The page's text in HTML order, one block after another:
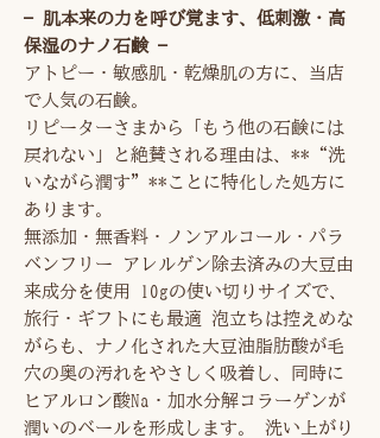
— 肌本来の力を呼び覚ます、低刺激・高
保湿のナノ石鹸 —
アトピー・敏感肌・乾燥肌の方に、当店
で人気の石鹸。
リピーターさまから「もう他の石鹸には
戻れない」と絶賛される理由は、**“洗
いながら潤す”**ことに特化した処方に
あります。
無添加・無香料・ノンアルコール・パラ
ベンフリー アレルゲン除去済みの大豆由
来成分を使用 10gの使い切りサイズで、
旅行・ギフトにも最適 泡立ちは控えめな
がらも、ナノ化された大豆油脂肪酸が毛
穴の奥の汚れをやさしく吸着し、同時に
ヒアルロン酸Na・加水分解コラーゲンが
潤いのベールを形成します。 洗い上がり